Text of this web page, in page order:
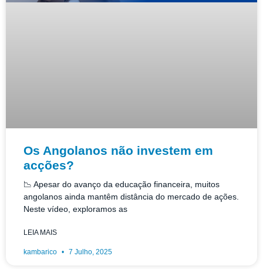
Os Angolanos não investem em
acções?
📉 Apesar do avanço da educação financeira, muitos
angolanos ainda mantêm distância do mercado de ações.
Neste vídeo, exploramos as
LEIA MAIS
kambarico 7 Julho, 2025